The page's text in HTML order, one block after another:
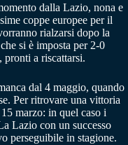
dalla Lazio, nona e
coppe europee per il
rialzarsi dopo la
si è imposta per 2-0
a riscattarsi.
dal 4 maggio, quando
Per ritrovare una vittoria
marzo: in quel caso i
Lazio con un successo
perseguibile in stagione.